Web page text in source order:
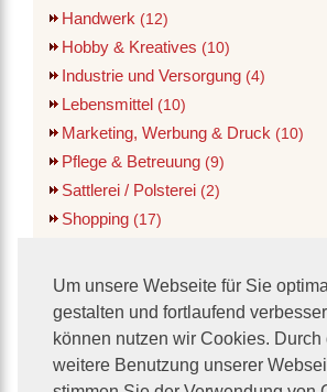
Um unsere Webseite für Sie
gestalten und fortlaufend
können nutzen wir Cookies. Durch
weitere Benutzung unserer
Handwerk (12)
Hobby & Kreatives (10)
Industrie und Versorgung (4)
Lebensmittel (10)
Marketing, Werbung & Druck (10)
Pflege & Betreuung (9)
Sattlerei / Polsterei (2)
Shopping (17)